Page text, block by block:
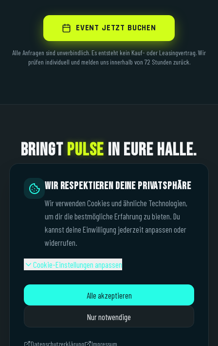
Wir respektieren deine Privatsphäre
Wir verwenden Cookies und ähnliche Technologien,
um dir die bestmögliche Erfahrung zu bieten. Du
kannst deine Einwilligung jederzeit anpassen oder
widerrufen.
Cookie-Einstellungen anpassen
Alle akzeptieren
Nur notwendige
Datenschutzerklärung Impressum
EVENT JETZT BUCHEN
Alle Anfragen sind unverbindlich. Es entsteht kein Kauf- oder Leasingvertrag. Wir
prüfen individuell und melden uns innerhalb von 72 Stunden zurück.
BRINGT PULSE IN EURE HALLE.
unfassbarer Eventstimmung – der eure Marke aktiviert, Spieler
bringt und neue Zielgruppen auf eure Fläche holt.
EVENT JETZT BUCHEN
Anfrage ist unverbindlich. Es entsteht kein Kauf- oder Leasingvertrag. Rückmeldung innerhalb von 72